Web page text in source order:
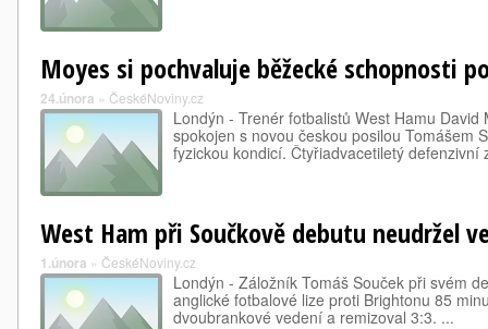
Moyes si pochvaluje běžecké schopnosti
24.února » ČeskéNoviny.cz
Londýn - Trenér fotbalistů West Hamu David
spokojen s novou českou posilou Tomášem
fyzickou kondicí. Čtyřiadvacetiletý defenzivní
West Ham při Součkově debutu neudržel
1.února » ČeskéNoviny.cz
Londýn - Záložník Tomáš Souček při svém
anglické fotbalové lize proti Brightonu 85
dvoubrankové vedení a remizoval 3:3. ...